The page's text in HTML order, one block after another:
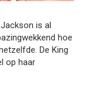
is al
hoe
De King
op haar